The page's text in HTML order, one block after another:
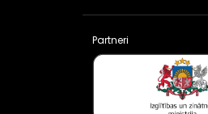
Partneri